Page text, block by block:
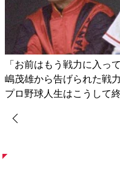
「お前はもう戦力に入っ
嶋茂雄から告げられた戦
プロ野球人生はこうして